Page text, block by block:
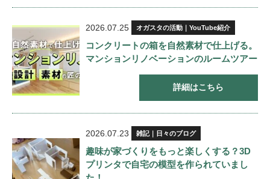
2026.07.25 オガスタの活動｜YouTube紹介
コンクリートの箱を自然素材で仕上げる。
マンションリノベーションのルームツアー
詳細はこちら
2026.07.23 雑記｜日々のブログ
趣味が家づくりをもっと楽しくする？3D
プリンタで自宅の模型を作られていまし